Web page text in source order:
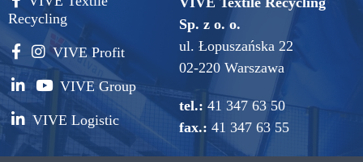
Recycling
VIVE Profit
VIVE Group
VIVE Logistic
Sp. z o. o.
ul. Łopuszańska 22
02-220 Warszawa
tel.: 41 347 63 50
fax.: 41 347 63 55